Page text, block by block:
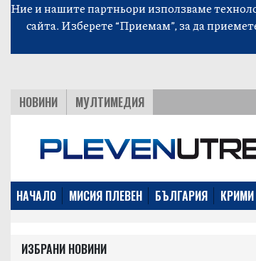
Ние и нашите партньори използваме
сайта. Изберете “Приемам”, за да
НОВИНИ МУЛТИМЕДИЯ
НАЧАЛО МИСИЯ ПЛЕВЕН БЪЛГАРИЯ КРИМИ
ИЗБРАНИ НОВИНИ